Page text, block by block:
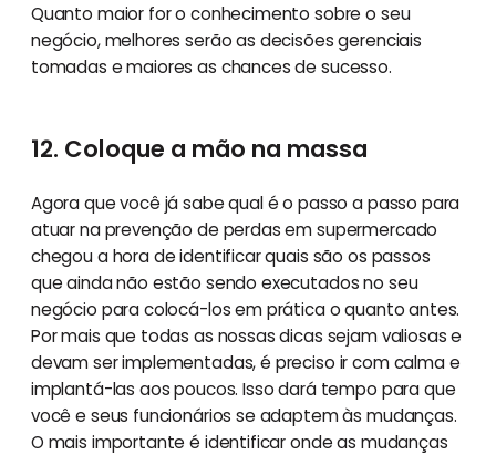
Quanto maior for o conhecimento sobre o seu
negócio, melhores serão as decisões gerenciais
tomadas e maiores as chances de sucesso.
12. Coloque a mão na massa
Agora que você já sabe qual é o passo a passo para
atuar na prevenção de perdas em supermercado
chegou a hora de identificar quais são os passos
que ainda não estão sendo executados no seu
negócio para colocá-los em prática o quanto antes.
Por mais que todas as nossas dicas sejam valiosas e
devam ser implementadas, é preciso ir com calma e
implantá-las aos poucos. Isso dará tempo para que
você e seus funcionários se adaptem às mudanças.
O mais importante é identificar onde as mudanças